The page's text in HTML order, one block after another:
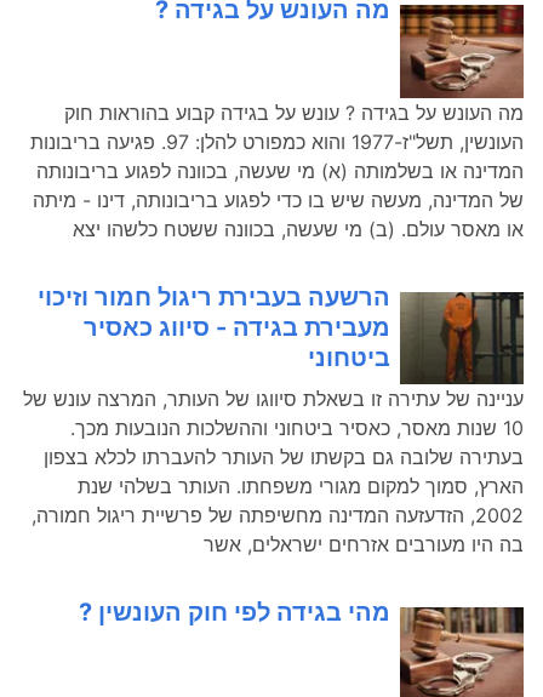
מה העונש על בגידה ?
מה העונש על בגידה ? עונש על בגידה קבוע בהוראות חוק
העונשין, תשל"ז-1977 והוא כמפורט להלן: 97. פגיעה בריבונות
המדינה או בשלמותה (א) מי שעשה, בכוונה לפגוע בריבונותה
של המדינה, מעשה שיש בו כדי לפגוע בריבונותה, דינו - מיתה
או מאסר עולם. (ב) מי שעשה, בכוונה ששטח כלשהו יצא
הרשעה בעבירת ריגול חמור וזיכוי
מעבירת בגידה - סיווג כאסיר
ביטחוני
עניינה של עתירה זו בשאלת סיווגו של העותר, המרצה עונש של
10 שנות מאסר, כאסיר ביטחוני וההשלכות הנובעות מכך.
בעתירה שלובה גם בקשתו של העותר להעברתו לכלא בצפון
הארץ, סמוך למקום מגורי משפחתו. העותר בשלהי שנת
2002, הזדעזעה המדינה מחשיפתה של פרשיית ריגול חמורה,
בה היו מעורבים אזרחים ישראלים, אשר
מהי בגידה לפי חוק העונשין ?